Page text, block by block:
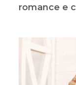
romance e